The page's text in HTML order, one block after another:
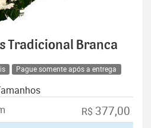
Tradicional Branca
Pague somente após a entrega
R$ 377,00